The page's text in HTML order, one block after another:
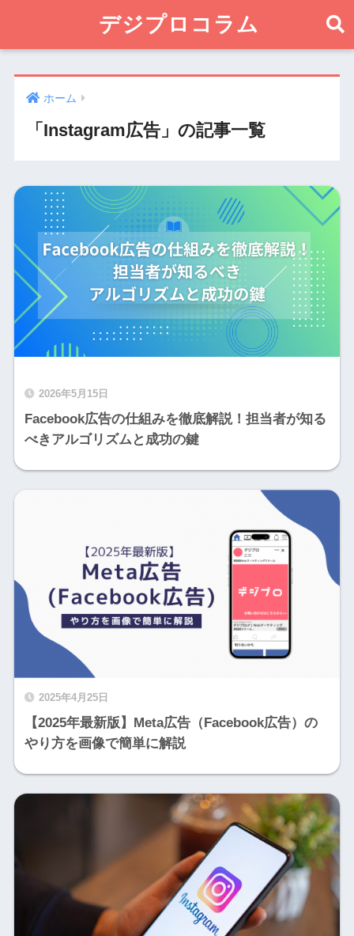
デジプロコラム
ホーム
「Instagram広告」の記事一覧
2026年5月15日
Facebook広告の仕組みを徹底解説！担当者が知る
べきアルゴリズムと成功の鍵
2025年4月25日
【2025年最新版】Meta広告（Facebook広告）の
やり方を画像で簡単に解説